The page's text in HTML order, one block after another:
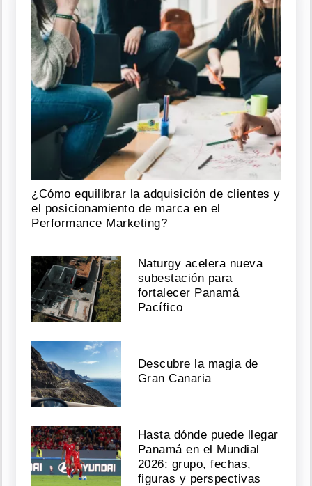
¿Cómo equilibrar la adquisición de clientes y
el posicionamiento de marca en el
Performance Marketing?
Naturgy acelera nueva
subestación para
fortalecer Panamá
Pacífico
Descubre la magia de
Gran Canaria
Hasta dónde puede llegar
Panamá en el Mundial
2026: grupo, fechas,
figuras y perspectivas